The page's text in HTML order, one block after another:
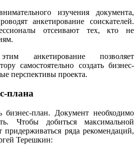
изучения документа,
анкетирование соискателей.
отсеивают тех, кто не
анкетирование позволяет
самостоятельно создать бизнес-
перспективы проекта.
плана
бизнес-план. Документ необходимо
Чтобы добиться максимальной
придерживаться ряда рекомендаций,
Терешкин: